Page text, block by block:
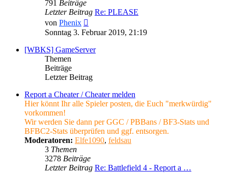
791 Beiträge
Letzter Beitrag Re: PLEASE
von Phenix
Beitrag
Sonntag 3. Februar 2019, 21:19
[WBKS] GameServer
Themen
Beiträge
Letzter Beitrag
Report a Cheater / Cheater melden
Hier könnt Ihr alle Spieler posten, die Euch "merkwürdig"
vorkommen!
Wir werden Sie dann per GGC / PBBans / BF3-Stats und
BFBC2-Stats überprüfen und ggf. entsorgen.
Moderatoren: Elfe1090, feldsau
3 Themen
3278 Beiträge
Letzter Beitrag Re: Battlefield 4 - Report a …